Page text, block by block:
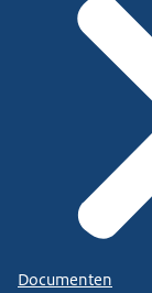
Documenten